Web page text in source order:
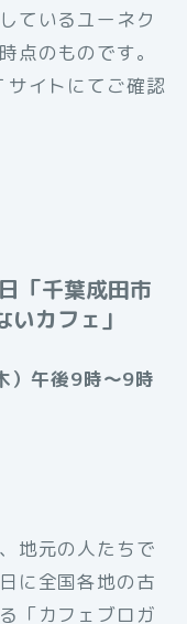
ているユーネク
点のものです。
イトにてご確認
「千葉成田市
カフェ」
午後9時～9時
地元の人たちで
に全国各地の古
「カフェブロガ